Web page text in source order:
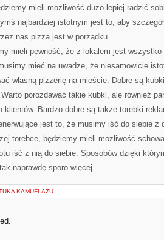
mieli możliwość dużo lepiej radzić
najbardziej istotnym jest to, aby
nas pizza jest w porządku.
mieli pewność, że z lokalem jest
mieć na uwadze, że niesamowicie
własną pizzerię na mieście. Dobre są
porozdawać takie kubki, ale również
klientów. Bardzo dobre są także torebki
jest to, że musimy iść do siebie z
torebce, będziemy mieli możliwość
iść z nią do siebie. Sposobów dzięki
naprawdę sporo więcej.
KAMUFLAŻU